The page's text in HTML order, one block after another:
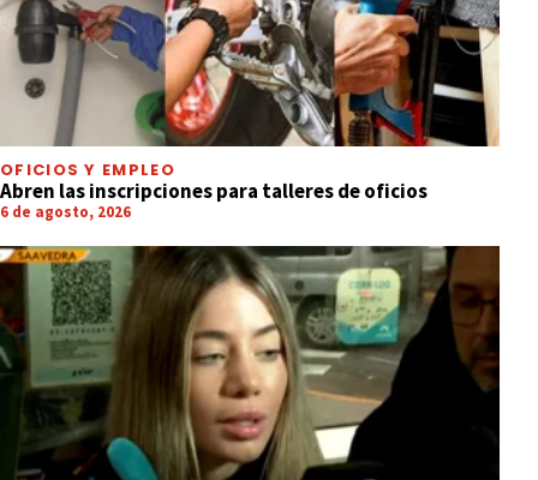
OFICIOS Y EMPLEO
Abren las inscripciones para talleres de oficios
6 de agosto, 2026